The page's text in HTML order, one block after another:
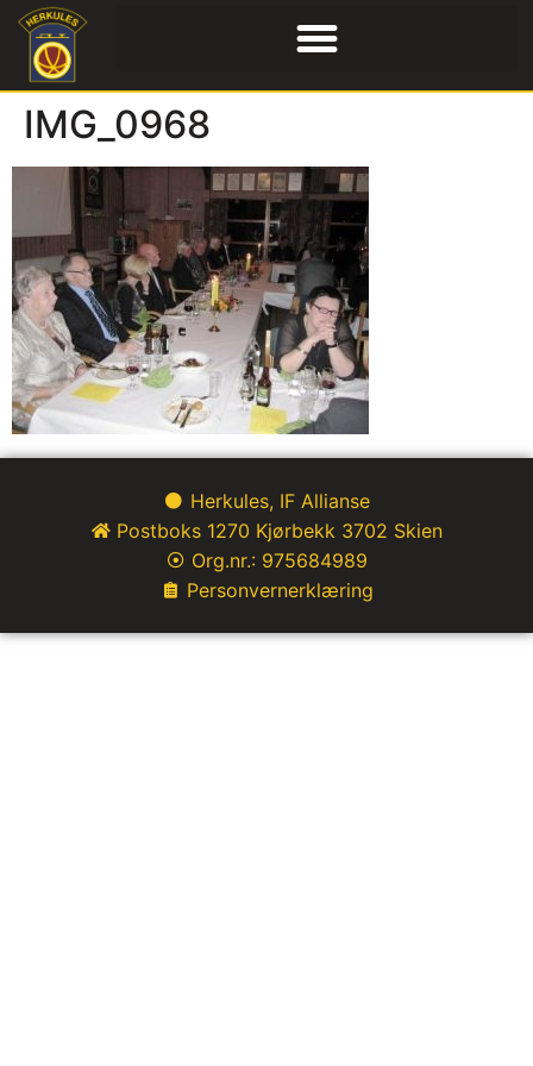
IMG_0968
Herkules, IF Allianse
Postboks 1270 Kjørbekk 3702 Skien
Org.nr.: 975684989
Personvernerklæring